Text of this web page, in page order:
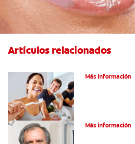
Artículos relacionados
Más información
Más información